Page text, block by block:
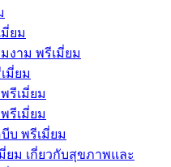
ยม
งาม พรีเมี่ยม
มี่ยม
รีเมี่ยม
รีเมี่ยม
บ พรีเมี่ยม
ยม เกี่ยวกับสุขภาพและ